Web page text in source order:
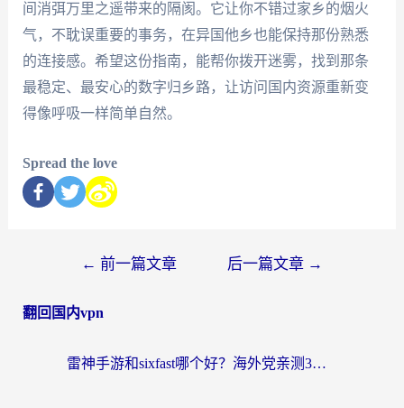
间消弭万里之遥带来的隔阂。它让你不错过家乡的烟火
气，不耽误重要的事务，在异国他乡也能保持那份熟悉
的连接感。希望这份指南，能帮你拨开迷雾，找到那条
最稳定、最安心的数字归乡路，让访问国内资源重新变
得像呼吸一样简单自然。
Spread the love
← 前一篇文章 后一篇文章 →
翻回国内vpn
雷神手游和sixfast哪个好？海外党亲测3款回国加速器，教你选对不踩坑